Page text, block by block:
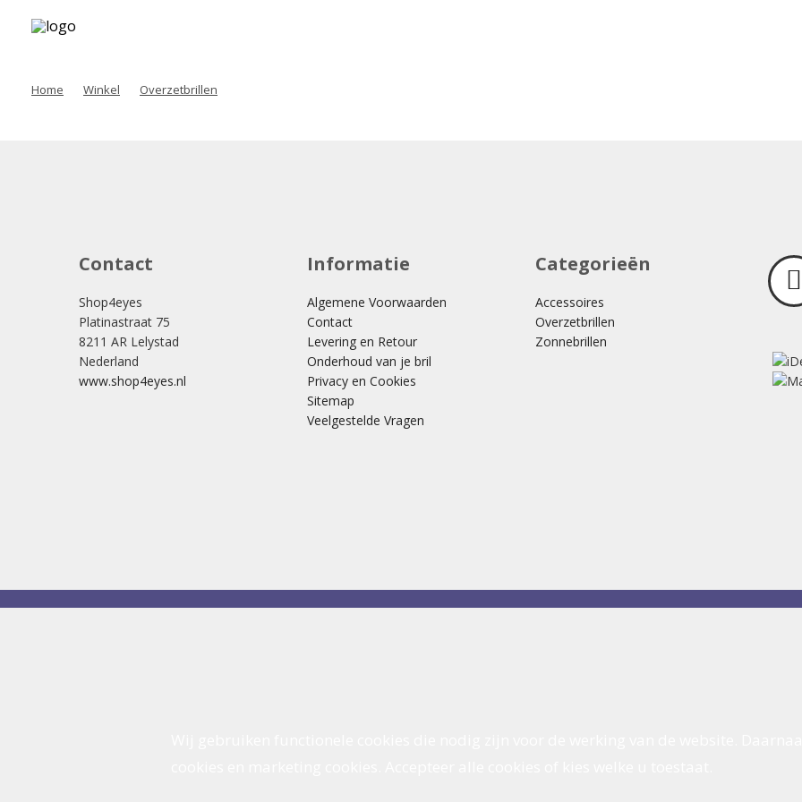
Home Winkel Overzetbrillen
Contact
Shop4eyes
Platinastraat 75
8211 AR Lelystad
Nederland
www.shop4eyes.nl
Informatie
Algemene Voorwaarden
Contact
Levering en Retour
Onderhoud van je bril
Privacy en Cookies
Sitemap
Veelgestelde Vragen
Categorieën
Accessoires
Overzetbrillen
Zonnebrillen